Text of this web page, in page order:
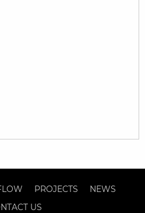
PROJECTS
NEWS
US